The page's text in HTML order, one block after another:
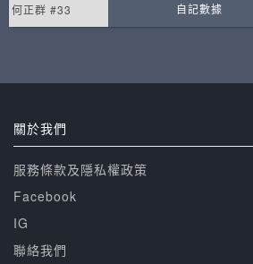
何正群 #33 自記數據
關於我們
服務條款及隱私權政策
Facebook
IG
聯絡我們